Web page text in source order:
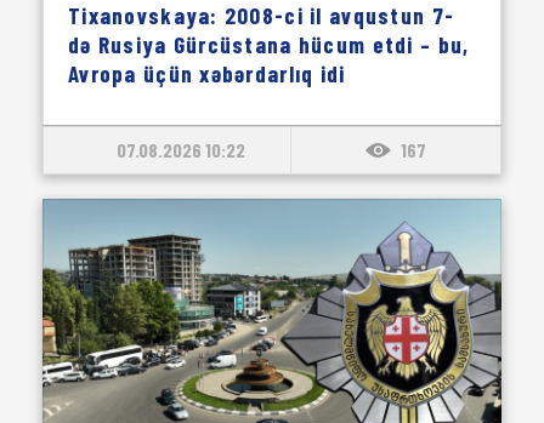
Tixanovskaya: 2008-ci il avqustun 7-
də Rusiya Gürcüstana hücum etdi – bu,
Avropa üçün xəbərdarlıq idi
07.08.2026 10:22 167